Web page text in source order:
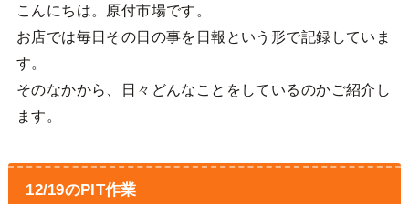
こんにちは。原付市場です。
お店では毎日その日の事を日報という形で記録していま
す。
そのなかから、日々どんなことをしているのかご紹介し
ます。
12/19のPIT作業